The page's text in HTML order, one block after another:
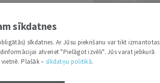
ir
un cik
7
14. JŪLIJS 2026
sīkdatnes
sīkdatnes. Ar Jūsu piekrišanu var tikt izmantotas
atveriet "Pielāgot izvēli". Jūs varat jebkurā
Plašāk – sīkdatņu politikā.